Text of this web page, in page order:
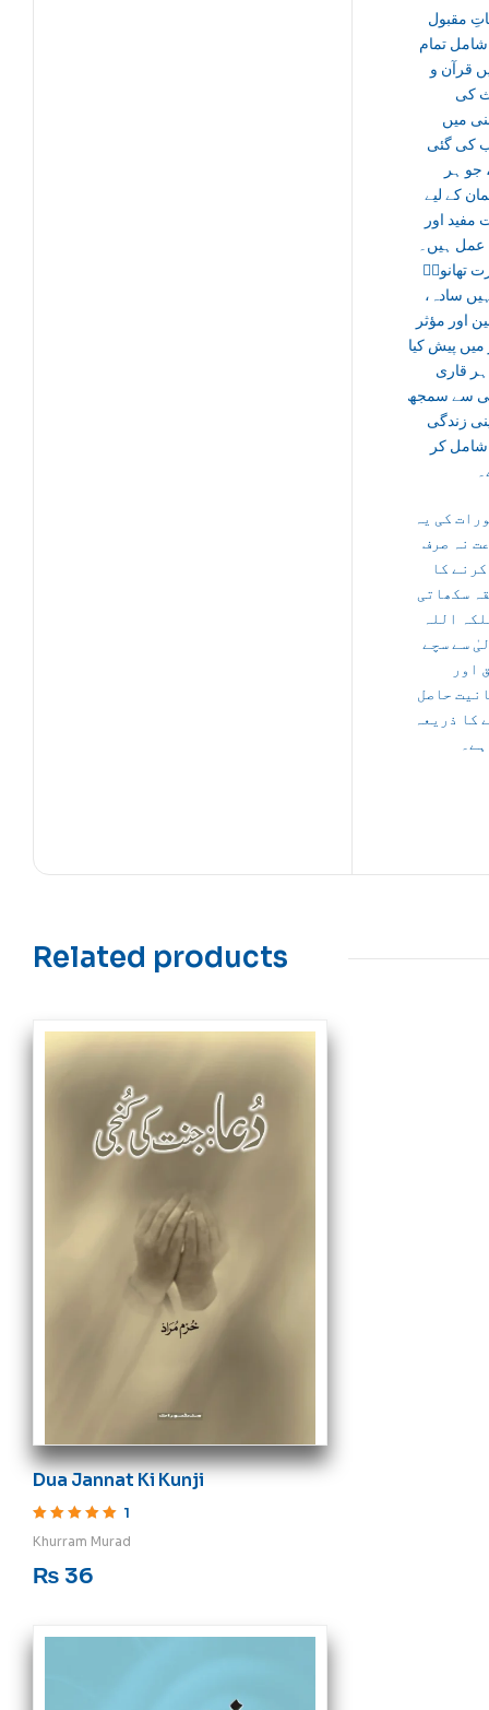
مقبول
تمام
قرآن و
کی
میں
کی گئی
جو ہر
کے لیے
مفید اور
عمل ہیں۔
تھانویؒ
سادہ،
اور مؤثر
میں پیش کیا
ہر قاری
سے سمجھ
زندگی
کر
کی یہ
نہ صرف
کرنے کا
سکھاتی
اللہ
سے سچے
اور
حاصل
کا ذریعہ
Related products
Dua Jannat Ki Kunji
1
Khurram Murad
₨ 36